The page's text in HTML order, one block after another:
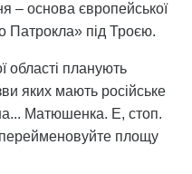
– основа європейської
Патрокла» під Троєю.
області планують
яких мають російське
Матюшенка. Е, стоп.
площу